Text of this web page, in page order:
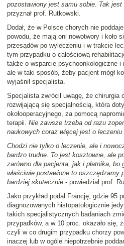
pozostawiony jest samu sobie. Tak
przyznał prof. Rutkowski.
Dodał, że w Polsce chorych nie
powodu, że mają oni nowotwory i koło
przesądów po wyleczeniu i w trakcie
tym przypadku o całościową
także o wsparcie psychoonkologiczne i
ale w taki sposób, żeby pacjent mógł
wyjaśnił specjalista.
Specjalista zwrócił uwagę, że
rozwijającą się specjalnością, która
okołooperacyjnego, za pomocą
terapii. Nie zawsze trzeba od razu
naukowych coraz więcej jest o leczeniu
Chodzi nie tylko o leczenie, ale i
bardzo trudne. To jest kosztowne, ale
zarówno dla pacjenta, jak i płatnika, bo
właściwie postawione to oszczędzamy
bardziej skutecznie - powiedział prof.
Jako przykład podał Francję, gdzie 95
diagnozowanych histopatologicznie
takich specjalistycznych badaniach
przypadków, a w 10 proc. okazało się,
czyli w co drugim przypadku chorzy
inaczej lub w ogóle niepotrzebnie